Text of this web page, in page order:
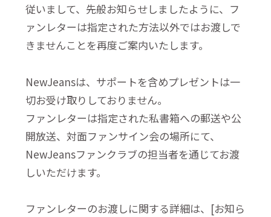
従いまして、先般お知らせしましたように、フ
ァンレターは指定された方法以外ではお渡しで
きませんことを再度ご案内いたします。
NewJeansは、サポートを含めプレゼントは一
切お受け取りしておりません。
ファンレターは指定された私書箱への郵送や公
開放送、対面ファンサイン会の場所にて、
NewJeansファンクラブの担当者を通じてお渡
しいただけます。
ファンレターのお渡しに関する詳細は、[お知ら